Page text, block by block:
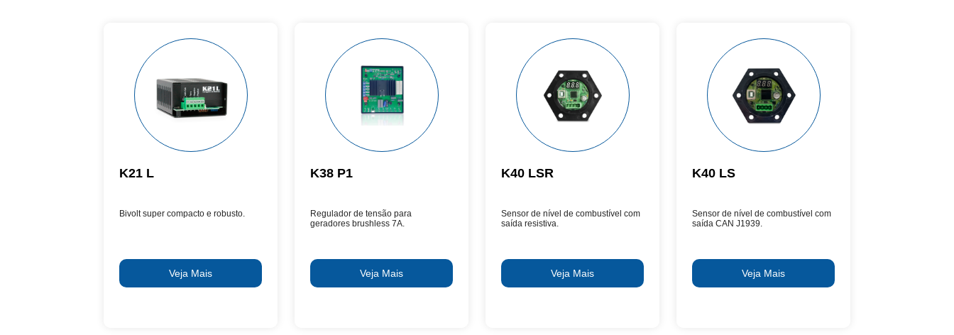
K21 L
Bivolt super compacto e robusto.
Veja Mais
K38 P1
Regulador de tensão para
geradores brushless 7A.
Veja Mais
K40 LSR
Sensor de nível de combustível com
saída resistiva.
Veja Mais
K40 LS
Sensor de nível de combustível com
saída CAN J1939.
Veja Mais